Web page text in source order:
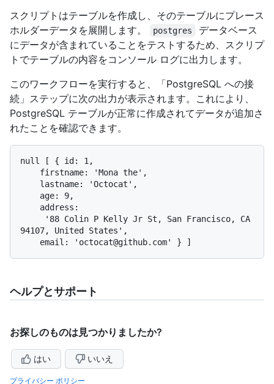
スクリプトはテーブルを作成し、そのテーブルにプレース
ホルダーデータを展開します。
postgres
データベース
にデータが含まれていることをテストするため、スクリプ
トでテーブルの内容をコンソール ログに出力します。
このワークフローを実行すると、「PostgreSQL への接
続」ステップに次の出力が表示されます。これにより、
PostgreSQL テーブルが正常に作成されてデータが追加さ
れたことを確認できます。
null [ { id: 1,
94107, United States',
ヘルプとサポート
お探しのものは見つかりましたか?
はい いいえ
プライバシー ポリシー